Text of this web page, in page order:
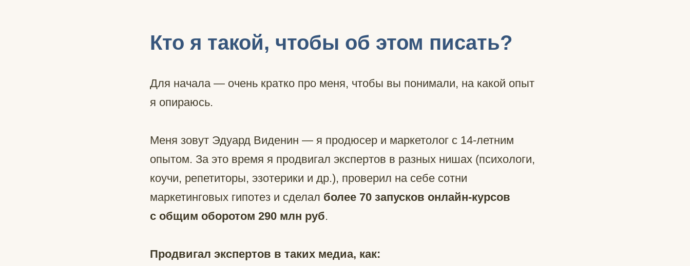
Кто я такой, чтобы об этом писать?
Для начала — очень кратко про меня, чтобы вы понимали, на какой опыт
я опираюсь.
Меня зовут Эдуард Виденин — я продюсер и маркетолог с 14-летним
опытом. За это время я продвигал экспертов в разных нишах (психологи,
коучи, репетиторы, эзотерики и др.), проверил на себе сотни
маркетинговых гипотез и сделал более 70 запусков онлайн-курсов
с общим оборотом 290 млн руб.
Продвигал экспертов в таких медиа, как: